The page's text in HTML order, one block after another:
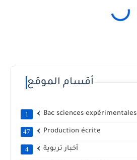
أقسام الموقع
Bac sciences expérimentales
1
Production écrite
47
أخبار تربوية 4